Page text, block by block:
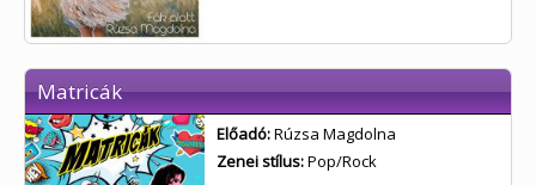
Matricák
Előadó:Rúzsa Magdolna
Zenei stílus:Pop/Rock